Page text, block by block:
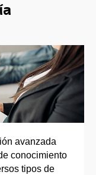
avanzada
conocimiento
tipos de